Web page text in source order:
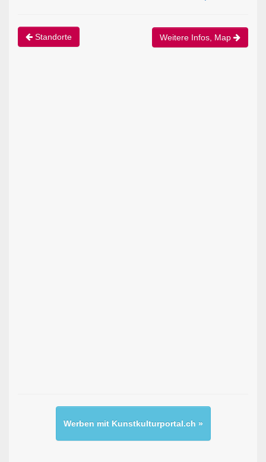
Standorte Weitere Infos, Map
Werben mit Kunstkulturportal.ch »